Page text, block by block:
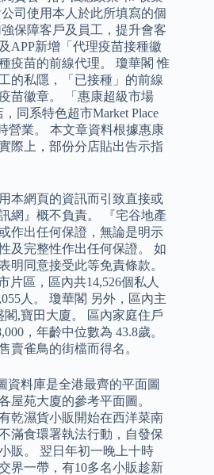
司使用本人於此所填寫的個
保障客戶及員工，提升會客
APP新增「代理疫苗接種徽
疫苗的前線代理。 瓊華閣 惟
的私隱，「已接種」的前線
苗徽章。 「惠康超級市場
同系特色超市Market Place
營業。 本文章資料根據惠康
際上，部份分店貼出告示指
本網頁的資訊而引致直接或
網』概不負責。 『宅谷地產
作出任何保證，無論是明示
及完整性作出任何保證。 如
明同意接受此等免責條款。
片區，區內共14,526個私人
人。 瓊華閣 另外，區內主
,寶田大廈。 區內家庭住戶
，年齡中位數為 43.8歲。
雀鳥的街檔而得名。
資料庫是全港最齊的平面圖
屋苑大廈的參考平面圖。
乾濕貨小販開始在西洋菜南
滿食環署執法行動，自發保
販。 翌日年初一晚上十時
界一帶，有10多名小販趁新